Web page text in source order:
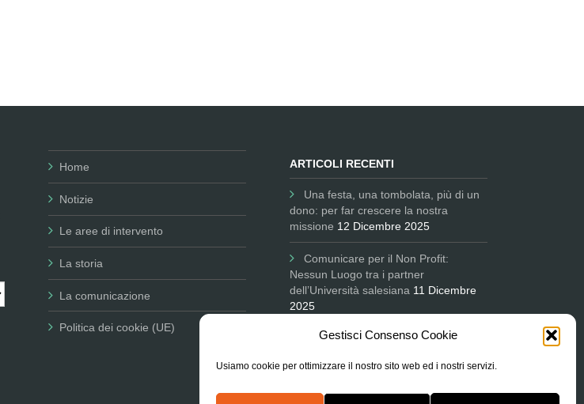
Gestisci Consenso Cookie
Usiamo cookie per ottimizzare il nostro sito web ed i nostri servizi.
Home
Notizie
Le aree di intervento
La storia
La comunicazione
Politica dei cookie (UE)
ARTICOLI RECENTI
Una festa, una tombolata, più di un
dono: per far crescere la nostra
missione 12 Dicembre 2025
Comunicare per il Non Profit:
Nessun Luogo tra i partner
dell’Università salesiana 11 Dicembre
2025
L’Associazione in Parlamento
le città 9 Ottobre 2025